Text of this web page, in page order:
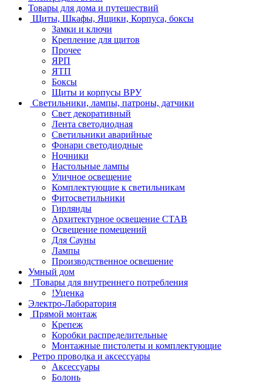
Товары для дома и путешествий
Щиты, Шкафы, Ящики, Корпуса, боксы
Замки и ключи
Крепление для щитов
Прочее
ЯРП
ЯТП
Боксы
Щиты и корпусы ВРУ
Светильники, лампы, патроны, датчики
Свет декоративный
Лента светодиодная
Светильники аварийные
Фонари светодиодные
Ночники
Настольные лампы
Уличное освещение
Комплектующие к светильникам
Фитосветильники
Гирлянды
Архитектурное освещение СТАВ
Освещение помещений
Для Сауны
Лампы
Производственное освешение
Умный дом
!Товары для внутреннего потребления
!Уценка
Электро-Лаборатория
Прямой монтаж
Крепеж
Коробки распределительные
Монтажные пистолеты и комплектующие
Ретро проводка и аксессуары
Аксессуары
Болонь